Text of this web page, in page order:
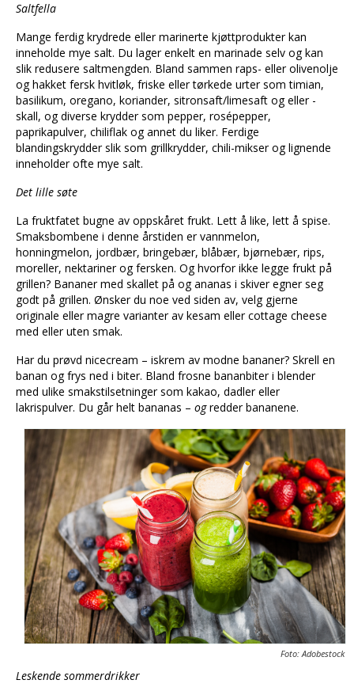
Saltfella
Mange ferdig krydrede eller marinerte kjøttprodukter kan
inneholde mye salt. Du lager enkelt en marinade selv og kan
slik redusere saltmengden. Bland sammen raps- eller olivenolje
og hakket fersk hvitløk, friske eller tørkede urter som timian,
basilikum, oregano, koriander, sitronsaft/limesaft og eller -
skall, og diverse krydder som pepper, rosépepper,
paprikapulver, chiliflak og annet du liker. Ferdige
blandingskrydder slik som grillkrydder, chili-mikser og lignende
inneholder ofte mye salt.
Det lille søte
La fruktfatet bugne av oppskåret frukt. Lett å like, lett å spise.
Smaksbombene i denne årstiden er vannmelon,
honningmelon, jordbær, bringebær, blåbær, bjørnebær, rips,
moreller, nektariner og fersken. Og hvorfor ikke legge frukt på
grillen? Bananer med skallet på og ananas i skiver egner seg
godt på grillen. Ønsker du noe ved siden av, velg gjerne
originale eller magre varianter av kesam eller cottage cheese
med eller uten smak.
Har du prøvd nicecream – iskrem av modne bananer? Skrell en
banan og frys ned i biter. Bland frosne bananbiter i blender
med ulike smakstilsetninger som kakao, dadler eller
lakrispulver. Du går helt bananas – ogredder bananene.
Foto: Adobestock
Leskende sommerdrikker